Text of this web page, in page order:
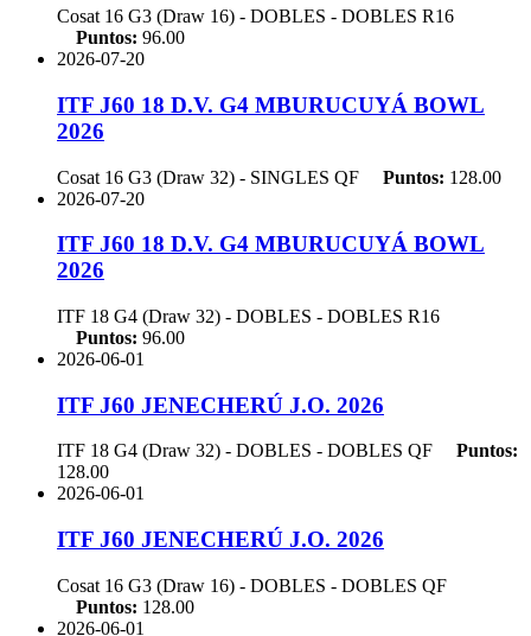
Cosat 16 G3 (Draw 16) - DOBLES - DOBLES R16
Puntos: 96.00
2026-07-20
ITF J60 18 D.V. G4 MBURUCUYÁ BOWL
2026
Cosat 16 G3 (Draw 32) - SINGLES QF Puntos: 128.00
2026-07-20
ITF J60 18 D.V. G4 MBURUCUYÁ BOWL
2026
ITF 18 G4 (Draw 32) - DOBLES - DOBLES R16
Puntos: 96.00
2026-06-01
ITF J60 JENECHERÚ J.O. 2026
ITF 18 G4 (Draw 32) - DOBLES - DOBLES QF
Puntos:
128.00
2026-06-01
ITF J60 JENECHERÚ J.O. 2026
Cosat 16 G3 (Draw 16) - DOBLES - DOBLES QF
Puntos: 128.00
2026-06-01